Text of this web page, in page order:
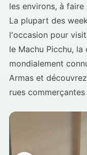
les environs, à
La plupart des
l'occasion pour
le Machu Picchu, la
mondialement
Armas et
rues commerçantes